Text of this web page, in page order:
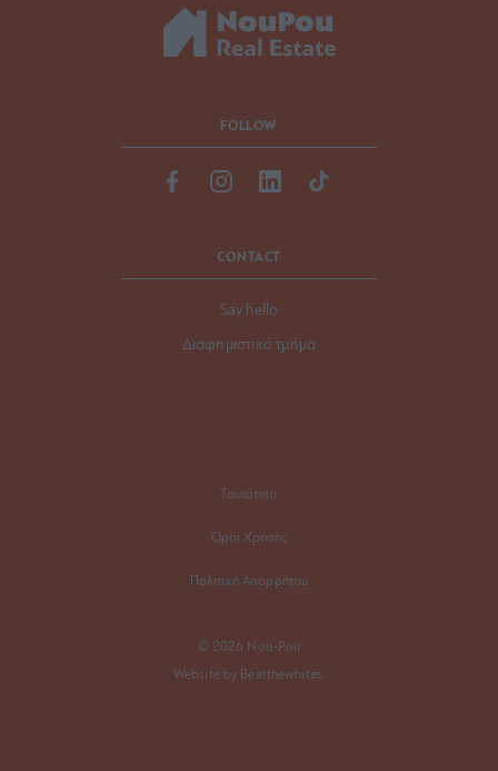
FOLLOW
CONTACT
Say hello
Διαφημιστικό τμήμα
Ταυτότητα
Όροι Χρήσης
Πολιτική Απορρήτου
© 2026 Nou-Pou
Website by Beatthewhites.